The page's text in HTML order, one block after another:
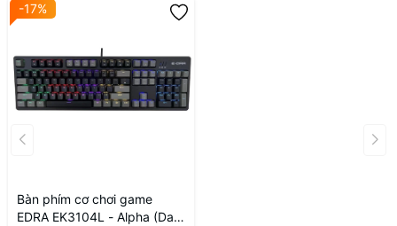
-17%
Bàn phím cơ chơi game
EDRA EK3104L - Alpha (Dark